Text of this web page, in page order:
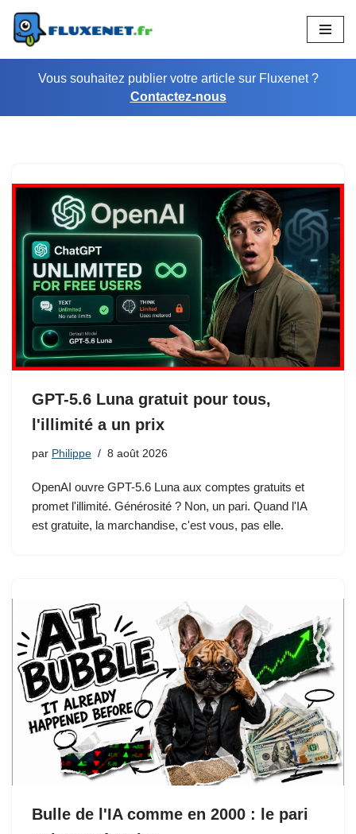
Aller
au
contenuVous souhaitez publier votre article sur Fluxenet ?
Contactez-nous
GPT-5.6 Luna gratuit pour tous,
l'illimité a un prix
par Philippe 8 août 2026
OpenAI ouvre GPT-5.6 Luna aux comptes gratuits et
promet l'illimité. Générosité ? Non, un pari. Quand l'IA
est gratuite, la marchandise, c'est vous, pas elle.
Bulle de l'IA comme en 2000 : le pari